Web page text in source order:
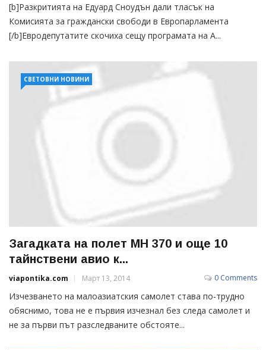
[b]Разкритията на Едуард Сноудън дали тласък на
Комисията за граждански свободи в Европарламента
[/b]Евродепутатите скочиха сещу програмата на А...
СВЕТОВНИ НОВИНИ
Загадката на полет МН 370 и още 10
тайнствени авио к...
viapontika.com Март 13, 2014 0 Comments
Изчезването на малоазиатския самолет става по-трудно
обяснимо, това не е първия изчезнал без следа самолет и
не за първи път разследваните обстояте...